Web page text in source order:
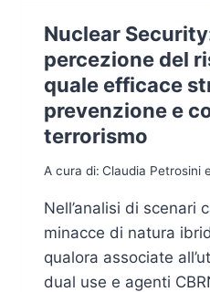
Nuclear
percezione del
quale efficace
prevenzione e
terrorismo
A cura di: Claudia Petrosini
Nell’analisi di scenari
minacce di natura
qualora associate
dual use e agenti